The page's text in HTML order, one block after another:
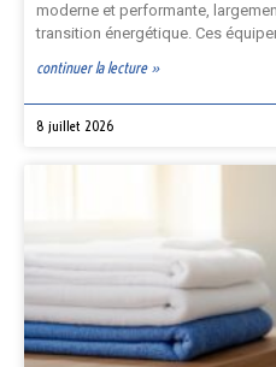
moderne et performante,
transition énergétique. Ces
continuer la lecture »
8 juillet 2026